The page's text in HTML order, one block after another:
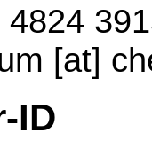
[at]
ID